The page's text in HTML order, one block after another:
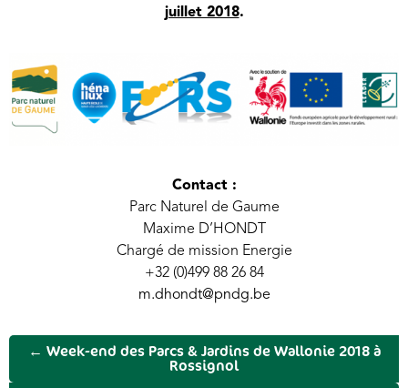
juillet 2018.
Contact :
Parc Naturel de Gaume
Maxime D’HONDT
Chargé de mission Energie
+32 (0)499 88 26 84
m.dhondt@pndg.be
← Week-end des Parcs & Jardins de Wallonie 2018 à
Rossignol